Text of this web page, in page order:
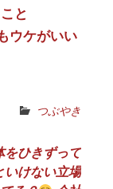
と
ウケがいい
つぶやき
をひきずって
いけない立場